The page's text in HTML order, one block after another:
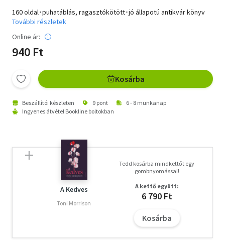
160 oldal･puhatáblás, ragasztókötött･jó állapotú antikvár könyv
További részletek
Online ár:
940 Ft
Kosárba
Beszállítói készleten 9 pont
6 - 8 munkanap
Ingyenes átvétel Bookline boltokban
A Kedves
Toni Morrison
Tedd kosárba mindkettőt egy
gombnyomással!
A kettő együtt:
6 790 Ft
Kosárba